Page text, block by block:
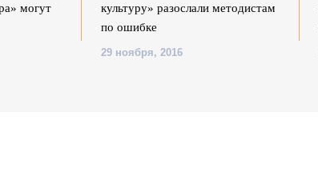
могут
культуру» разослали методистам
по ошибке
29 ноября, 2016